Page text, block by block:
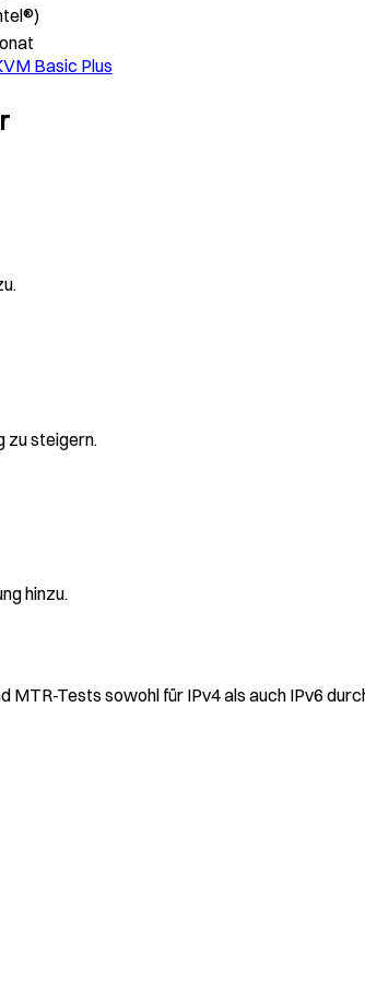
Basic Plus
zu steigern.
hinzu.
Tests sowohl für IPv4 als auch IPv6